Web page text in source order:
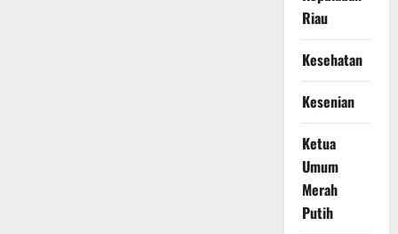
Riau
Kesehatan
Kesenian
Ketua
Umum
Merah
Putih